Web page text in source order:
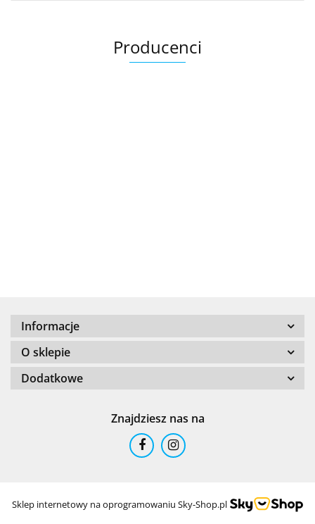
Producenci
101 INC
Informacje
O sklepie
Dodatkowe
Znajdziesz nas na
Sklep internetowy na oprogramowaniu Sky-Shop.pl